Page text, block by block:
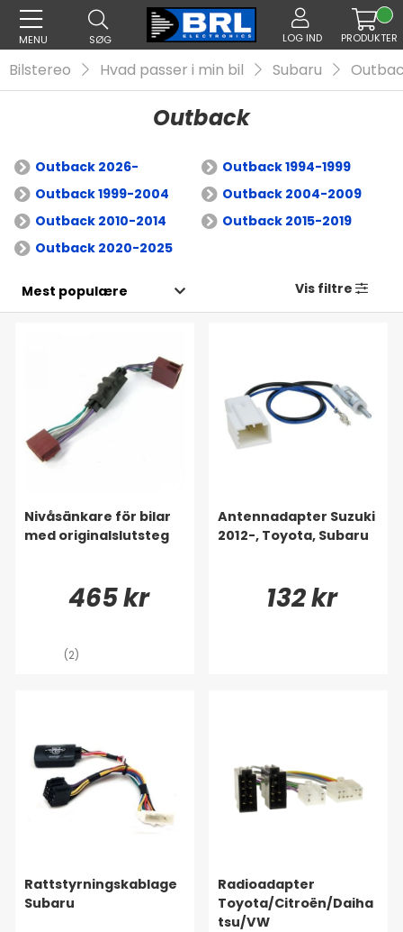
MENU SØG LOG IND PRODUKTER
Bilstereo Hvad passer i min bil Subaru
Outback
Outback 2026-
Outback 1994-1999
Outback 1999-2004
Outback 2004-2009
Outback 2010-2014
Outback 2015-2019
Outback 2020-2025
Vis filtre
Nivåsänkare för bilar
med originalslutsteg
465 kr
(2)
Antennadapter Suzuki
2012-, Toyota, Subaru
132 kr
Rattstyrningskablage
Subaru
Radioadapter
Toyota/Citroën/Daiha
tsu/VW